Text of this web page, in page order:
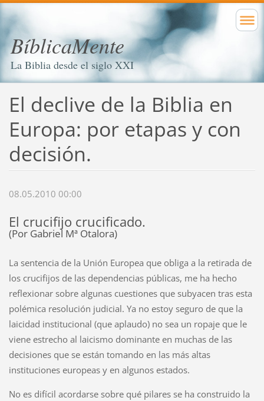
BíblicaMente
La Biblia desde el siglo XXI
El declive de la Biblia en
Europa: por etapas y con
decisión.
08.05.2010 00:00
El crucifijo crucificado.
(Por Gabriel Mª Otalora)
La sentencia de la Unión Europea que obliga a la retirada de
los crucifijos de las dependencias públicas, me ha hecho
reflexionar sobre algunas cuestiones que subyacen tras esta
polémica resolución judicial. Ya no estoy seguro de que la
laicidad institucional (que aplaudo) no sea un ropaje que le
viene estrecho al laicismo dominante en muchas de las
decisiones que se están tomando en las más altas
instituciones europeas y en algunos estados.
No es difícil acordarse sobre qué pilares se ha construido la